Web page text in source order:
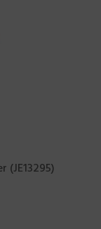
(JE13295)